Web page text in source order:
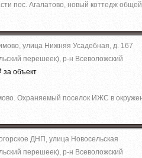
пос. Агалатово, новый коттедж
улица Нижняя Усадебная, д. 167
перешеек), р-н Всеволожский
за объект
Охраняемый поселок ИЖС в
ДНП, улица Новосельская
перешеек), р-н Всеволожский